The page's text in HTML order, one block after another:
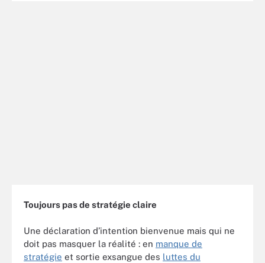
Toujours pas de stratégie claire
Une déclaration d’intention bienvenue mais qui ne
doit pas masquer la réalité : en manque de
stratégie et sortie exsangue des luttes du